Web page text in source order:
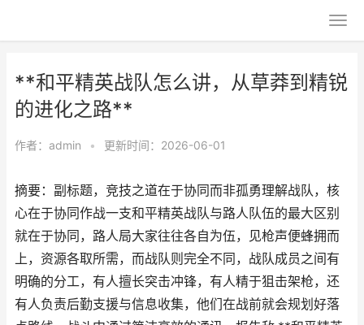
**和平精英战队怎么讲，从草莽到精锐
的进化之路**
作者： admin • 更新时间：2026-06-01
摘要：副标题，竞技之道在于协同而非孤勇理解战队，核
心在于协同作战一支和平精英战队与路人队伍的最大区别
就在于协同，路人局大家往往各自为伍，见枪声便蜂拥而
上，资源各取所需，而战队则完全不同，战队成员之间有
明确的分工，有人擅长突击冲锋，有人精于狙击架枪，还
有人负责后勤支援与信息收集，他们在战前就会规划好落